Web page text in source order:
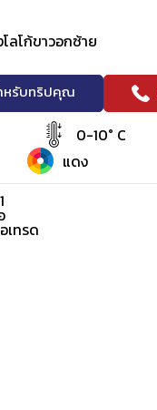
ลโก้ขาวอกซ้าย
หรับทริปคุณ
0-10° C
แดง
เทรด